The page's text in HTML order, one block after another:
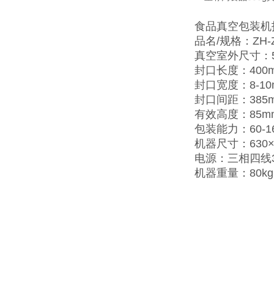
食品真空包装
品名/规格：
真空室外尺寸
封口长度：
封口宽度：8-
封口间距：
有效高度：
包装能力：60-
机器尺寸：
电源：三相四
机器重量：80kg